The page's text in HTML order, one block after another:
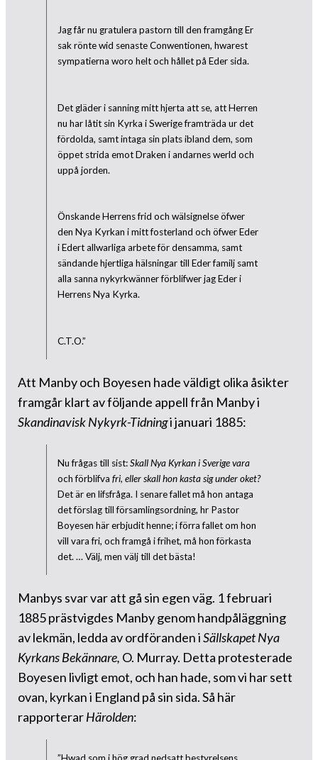
Jag får nu gratulera pastorn till den framgång Er
sak rönte wid senaste Conwentionen, hwarest
sympatierna woro helt och hållet på Eder sida.
Det gläder i sanning mitt hjerta att se, att Herren
nu har låtit sin Kyrka i Swerige framträda ur det
fördolda, samt intaga sin plats ibland dem, som
öppet strida emot Draken i andarnes werld och
uppå jorden.
Önskande Herrens frid och wälsignelse öfwer
den Nya Kyrkan i mitt fosterland och öfwer Eder
i Edert allwarliga arbete för densamma, samt
sändande hjertliga hälsningar till Eder familj samt
alla sanna nykyrkwänner förblifwer jag Eder i
Herrens Nya Kyrka.
C.T.O.”
Att Manby och Boyesen hade väldigt olika åsikter
framgår klart av följande appell från Manby i
Skandinavisk Nykyrk-Tidningi januari 1885:
Nu frågas till sist:Skall Nya Kyrkan i Sverige vara
och förblifvafri, eller skall hon kasta sig under oket?
Det är en lifsfråga. I senare fallet må hon antaga
det förslag till församlingsordning, hr Pastor
Boyesen här erbjudit henne; i förra fallet om hon
vill vara fri, och framgå i frihet, må hon förkasta
det. … Välj, men välj till det bästa!
Manbys svar var att gå sin egen väg. 1 februari
1885 prästvigdes Manby genom handpåläggning
av lekmän, ledda av ordföranden iSällskapet Nya
Kyrkans Bekännare, O. Murray. Detta protesterade
Boyesen livligt emot, och han hade, som vi har sett
ovan, kyrkan i England på sin sida. Så här
rapporterarHärolden: